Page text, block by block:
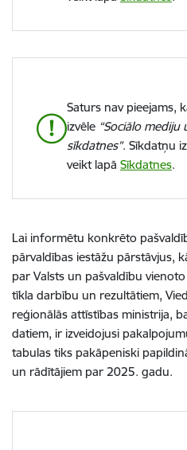
Saturs nav pieejams,
izvēle “Sociālo
sīkdatnes”. Sīkdatņu
veikt lapā Sīkdatnes.
Lai informētu konkrēto
pārvaldības iestāžu pārstāvjus,
par Valsts un pašvaldību
tīkla darbību un rezultātiem,
reģionālās attīstības ministrija,
datiem, ir izveidojusi
tabulas tiks pakāpeniski
un rādītājiem par 2025. gadu.